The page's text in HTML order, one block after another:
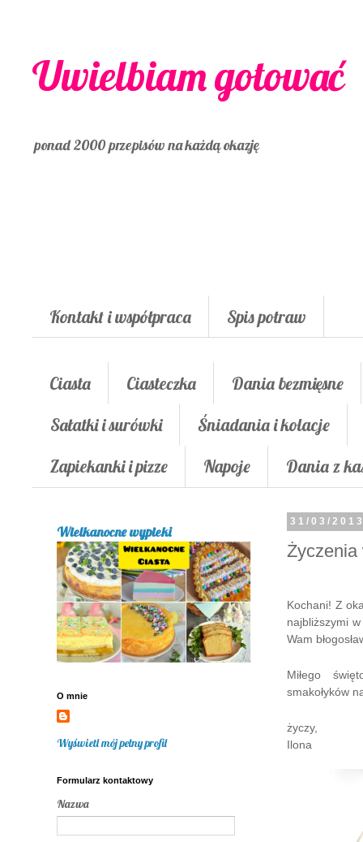
Uwielbiam gotować
ponad 2000 przepisów na każdą okazję
Kontakt i współpraca Spis potraw
Ciasta Ciasteczka
Dania bezmięsne
Sałatki i surówki
Śniadania i kolacje
Zapiekanki i pizze
Napoje Dania z
31/03/
Życzenia
Kochani! Z
najbliższymi w
Wam
Miłego św
smakołyków
życzy,
Ilona
Wielkanocne wypieki
O mnie
Wyświetl mój pełny profil
Formularz kontaktowy
Nazwa